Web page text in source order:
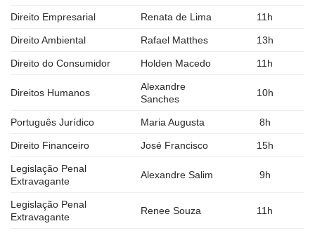
Direito Empresarial Renata de Lima 11h
Direito Ambiental Rafael Matthes 13h
Direito do Consumidor Holden Macedo 11h
Direitos Humanos
Alexandre
Sanches
10h
Português Jurídico Maria Augusta 8h
Direito Financeiro José Francisco 15h
Legislação Penal
Extravagante
Alexandre Salim 9h
Legislação Penal
Extravagante
Renee Souza 11h